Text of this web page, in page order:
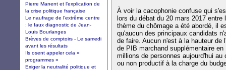
À voir la cacophonie confuse qui
lors du débat du 20 mars 2017
thème du chômage a été abordé, il
qu'aucun des principaux candidats
de faire. Aucun n'est à la hauteur de
de PIB marchand supplémentaire
millions de personnes aujourd'hui
ou non productif à la charge du
Pierre Manent et l’explication de
la crise politique française
Le naufrage de l’extrême centre
: le faux diagnostic de Jean-
Louis Bourlanges
Brèves de comptoirs - Le samedi
avant les résultats
Ils osent appeler cela «
programmes »
Exiger la neutralité politique et